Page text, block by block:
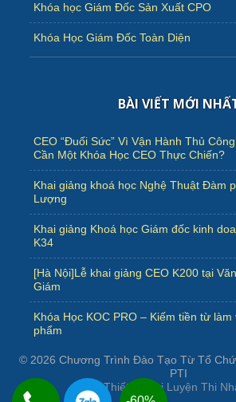
Khóa học Giám Đốc Sản Xuất CPO
Khóa Học Giám Đốc Toàn Diện
BÀI VIẾT MỚI
CEO “Đuối Sức” Vì Vận Hành Thủ
Cần Một Khóa Học CEO Thực Chiến?
Khai giảng khoá học Nghệ Thuật Đàm
Lượng
Khai giảng Khoá học Giám đốc kinh
K34
[Hà Nội]Lễ khai giảng CEO K200 tại
Giám
Khóa Học KOC PRO – Kiếm tiền từ làm
phẩm
© 2026 Chương Trình Đào Tạo Từ Tổ
PTI
Thiết kế bởi Luyện Thi